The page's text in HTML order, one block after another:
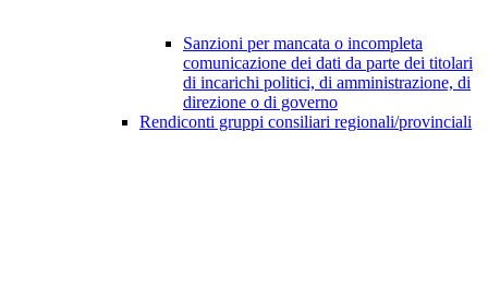
Sanzioni per mancata o incompleta
comunicazione dei dati da parte dei titolari
di incarichi politici, di amministrazione, di
direzione o di governo
Rendiconti gruppi consiliari regionali/provinciali